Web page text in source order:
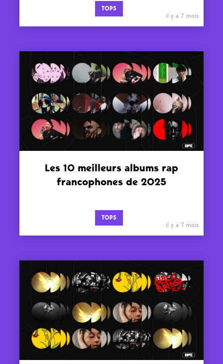
TOPS
il y a 7 mois
Les 10 meilleurs albums rap
francophones de 2025
TOPS
il y a 7 mois